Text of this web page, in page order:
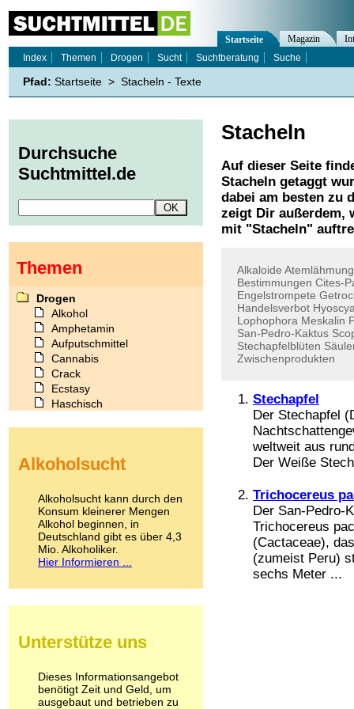
Stacheln
Auf dieser Seite
Stacheln getaggt
dabei am besten zu
zeigt Dir außerdem,
mit "Stacheln"
Alkaloide Atemlähmung
Bestimmungen Cites-
Engelstrompete
Handelsverbot
Lophophora Meskalin
San-Pedro-Kaktus
Stechapfelblüten
Zwischenprodukten
Stechapfel
Der Stechapfel
weltweit aus
Der Weiße
Trichocereus
Der San-Pedro-
Trichocereus
(Cactaceae),
(zumeist Peru)
sechs Meter ...
Startseite Magazin
Index
Themen Drogen Sucht Suchtberatung Suche
Pfad: Startseite > Stacheln - Texte
Durchsuche
Suchtmittel.de
Themen
Drogen
Alkohol
Amphetamin
Aufputschmittel
Cannabis
Crack
Ecstasy
Haschisch
Kokain
LSD
Marihuana
Medikamente
Meskalin
Metamphetamin
Methadon
Pilze
Psychopharmaka
Schlafmittel
Schmerzmittel
Alkoholsucht
Alkoholsucht kann durch den
Konsum kleinerer Mengen
Alkohol beginnen, in
Deutschland gibt es über 4,3
Mio. Alkoholiker.
Hier Informieren ...
Unterstütze uns
Dieses Informationsangebot
benötigt Zeit und Geld, um
ausgebaut und betrieben zu